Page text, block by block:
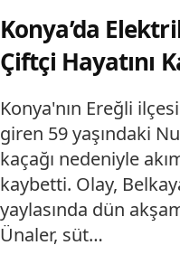
Konya’da
Çiftçi Hayatını
Konya'nın Ereğli
giren 59 yaşındaki
kaçağı nedeniyle
kaybetti. Olay,
yaylasında dün
Ünaler, süt…